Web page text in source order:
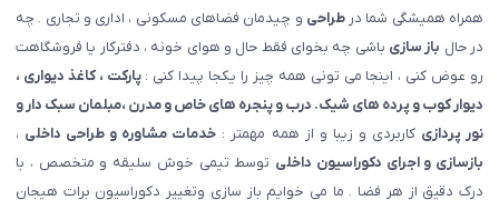
همراه همیشگی شما درطراحی و چیدمان فضاهای مسکونی ، اداری و تجاری . چه
در حال باز سازی باشی چه بخوای فقط حال و هوای خونه ، دفترکار یا فروشگاهت
رو عوض کنی ، اینجا می تونی همه چیز را یکجا پیدا کنی :پارکت ، کاغذ دیواری ،
دیوار کوب و پرده های شیک. درب و پنجره های خاص و مدرن ،مبلمان سبک دار و
نور پردازی کاربردی و زیبا و از همه مهمتر : خدمات مشاوره و طراحی داخلی ،
بازسازی و اجرای دکوراسیون داخلی توسط تیمی خوش سلیقه و متخصص ، با
درک دقیق از هر فضا . ما می خوایم باز سازی وتغییر دکوراسیون برات هیجان